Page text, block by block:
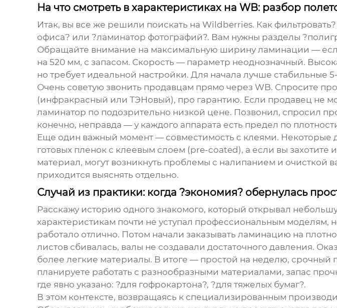
На что смотреть в характеристиках на WB: разбор
Итак, вы все же решили поискать на Wildberries. Как
офиса? или ?ламинатор фотографий?. Вам нужны разделы
Обращайте внимание на максимальную ширину ламинации —
на 520 мм, с запасом. Скорость — параметр неоднозначный.
но требует идеальной настройки. Для начала лучше стабильные
Очень советую звонить продавцам прямо через WB. Спросите
(инфракрасный или ТЭНовый), про гарантию. Если продавец не
ламинатор по подозрительно низкой цене. Позвонил, спросил
конечно, неправда — у каждого аппарата есть предел по
Еще один важный момент — совместимость с клеями.
готовых пленок с клеевым слоем (pre-coated), а если вы
материал, могут возникнуть проблемы с налипанием и очисткой
приходится выяснять отдельно.
Случай из практики: когда ?экономия? обернулась
Расскажу историю одного знакомого, который открывал
характеристикам почти не уступал профессиональным
работало отлично. Потом начали заказывать ламинацию на
листов сбивалась, валы не создавали достаточного давления.
более легкие материалы. В итоге — простой на неделю, срочный
планируете работать с разнообразными материалами, запас
где явно указано: ?для гофрокартона?, ?для тяжелых бумаг?.
В этом контексте, возвращаясь к специализированным